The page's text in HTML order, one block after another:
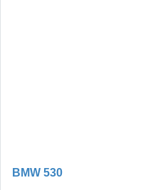
BMW 530